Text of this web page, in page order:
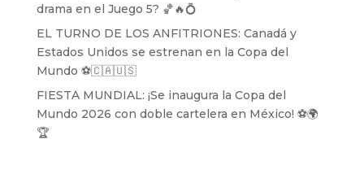
drama en el Juego 5? 🏀🔥💍
EL TURNO DE LOS ANFITRIONES: Canadá y
Estados Unidos se estrenan en la Copa del
Mundo ⚽️🇨🇦🇺🇸
FIESTA MUNDIAL: ¡Se inaugura la Copa del
Mundo 2026 con doble cartelera en México! ⚽️🌍
🏆